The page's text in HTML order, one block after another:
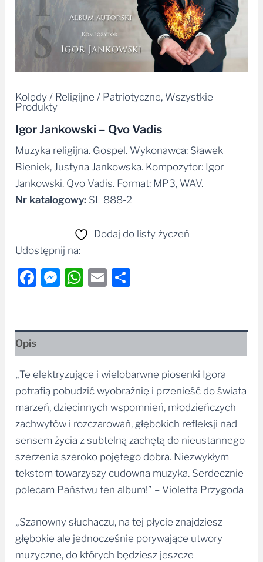
Kolędy / Religijne / Patriotyczne, Wszystkie
Produkty
Igor Jankowski – Qvo Vadis
Muzyka religijna. Gospel. Wykonawca: Sławek
Bieniek, Justyna Jankowska. Kompozytor: Igor
Jankowski. Qvo Vadis. Format: MP3, WAV.
Nr katalogowy: SL 888-2
Dodaj do listy życzeń
Udostępnij na:
Facebook
Messenger
WhatsApp
Email
Opis
„Te elektryzujące i wielobarwne piosenki Igora
potrafią pobudzić wyobraźnię i przenieść do świata
marzeń, dziecinnych wspomnień, młodzieńczych
zachwytów i rozczarowań, głębokich refleksji nad
sensem życia z subtelną zachętą do nieustannego
szerzenia szeroko pojętego dobra. Niezwykłym
tekstom towarzyszy cudowna muzyka. Serdecznie
polecam Państwu ten album!” – Violetta Przygoda
„Szanowny słuchaczu, na tej płycie znajdziesz
głębokie ale jednocześnie porywające utwory
muzyczne, do których będziesz jeszcze